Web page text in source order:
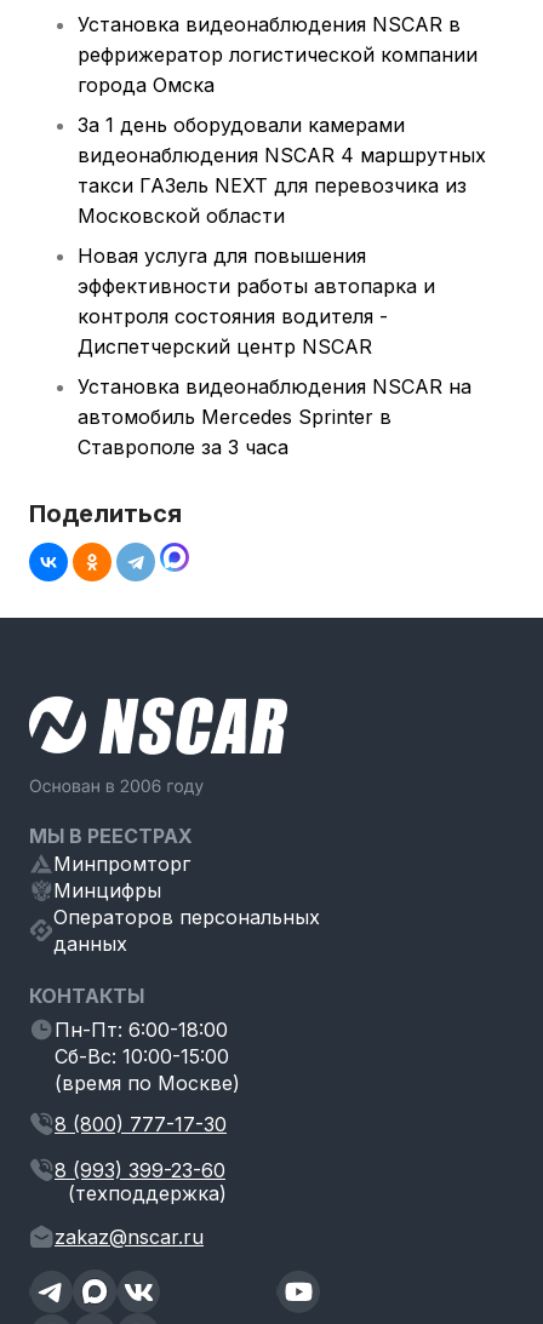
Установка видеонаблюдения NSCAR в
рефрижератор логистической компании
города Омска
За 1 день оборудовали камерами
видеонаблюдения NSCAR 4 маршрутных
такси ГАЗель NEXT для перевозчика из
Московской области
Новая услуга для повышения
эффективности работы автопарка и
контроля состояния водителя -
Диспетчерский центр NSCAR
Установка видеонаблюдения NSCAR на
автомобиль Mercedes Sprinter в
Ставрополе за 3 часа
Поделиться
МЫ В РЕЕСТРАХ
Минпромторг
Минцифры
Операторов персональных
данных
КОНТАКТЫ
Пн-Пт: 6:00-18:00
Сб-Вс: 10:00-15:00
(время по Москве)
8 (800) 777-17-30
8 (993) 399-23-60
(техподдержка)
zakaz@nscar.ru